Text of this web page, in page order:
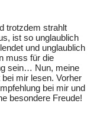
trotzdem strahlt
ist so unglaublich
und unglaublich
muss für die
sein… Nun, meine
mir lesen. Vorher
bei mir und
besondere Freude!